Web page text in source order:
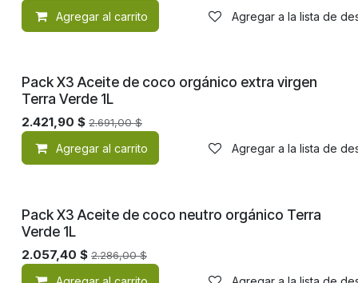
Agregar al carrito Agregar a la lista de
Pack X3 Aceite de coco orgánico extra virgen
Terra Verde 1L
2.421,90 $ 2.691,00$
Agregar al carrito Agregar a la lista de
OFERTA
Pack X3 Aceite de coco neutro orgánico Terra
Verde 1L
2.057,40 $ 2.286,00$